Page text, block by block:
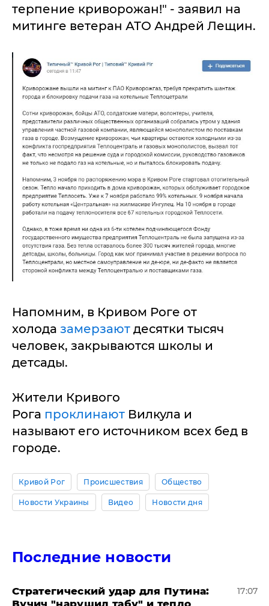
терпение криворожан!" - заявил на
митинге ветеран АТО Андрей Лещин.
Напомним, в Кривом Роге от
холода замерзают десятки тысяч
человек, закрываются школы и
детсады.
Жители Кривого
Рога проклинают Вилкула и
называют его источником всех бед в
городе.
Кривой Рог Происшествия Общество
Новости Украины Видео Новости дня
Последние новости
Стратегический удар для Путина:
Вучич "нарушил табу" и тепло
17:07